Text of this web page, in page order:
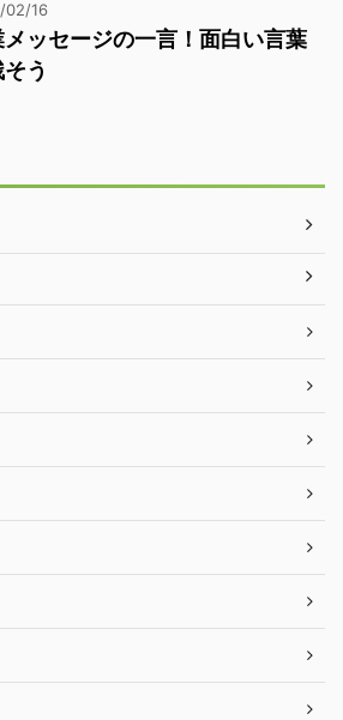
02/16
ッセージの一言！面白い言葉
う